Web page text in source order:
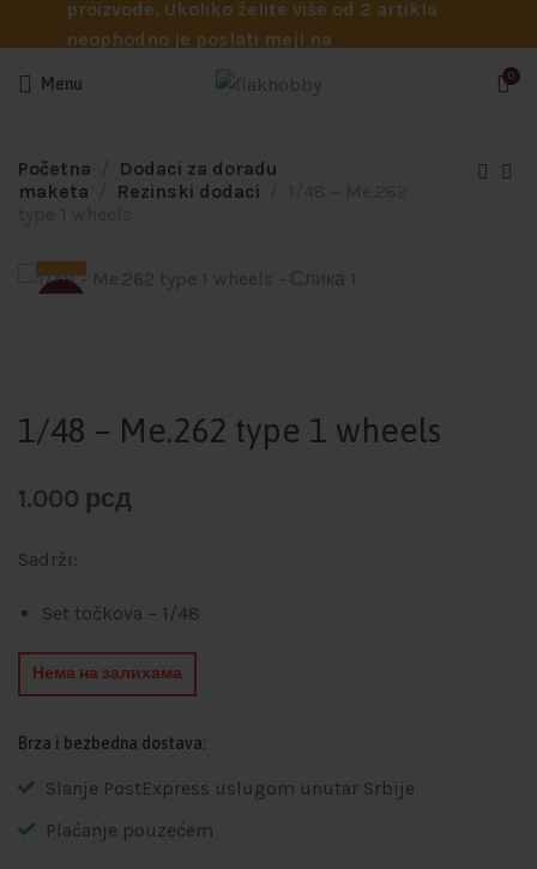
proizvode. Ukoliko želite više od 2 artikla
neophodno je poslati mejl na
potrebna pomoć oko odabira.
Menu 0
Početna
Dodaci za doradu
maketa
Rezinski dodaci
1/48 – Me.262 type 1 wheels
1.000 рсд
Sadrži:
Set točkova – 1/48
Нема на залихама
Brza i bezbedna dostava:
Slanje PostExpress uslugom unutar Srbije
Plaćanje pouzećem